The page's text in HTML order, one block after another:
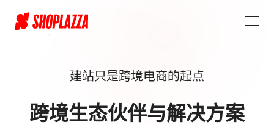
建站只是跨境电商的起点
跨境生态伙伴与解决方案